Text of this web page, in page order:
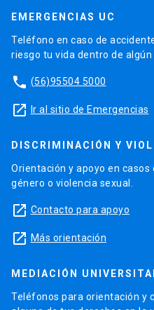
EMERGENCIAS UC
Teléfono en caso de
riesgo tu vida dentro de algún
phone (56)95504 5000
launch Ir al sitio de Emergencias
DISCRIMINACIÓN Y
Orientación y apoyo en
género o violencia sexual.
launch Contacto para apoyo
launch Más orientación
MEDIACIÓN
Teléfonos para orientación y